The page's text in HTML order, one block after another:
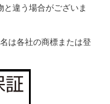
違う場合がございま
は各社の商標または登